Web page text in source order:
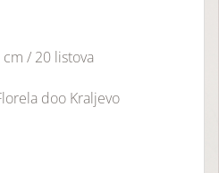
/ 20 listova
doo Kraljevo